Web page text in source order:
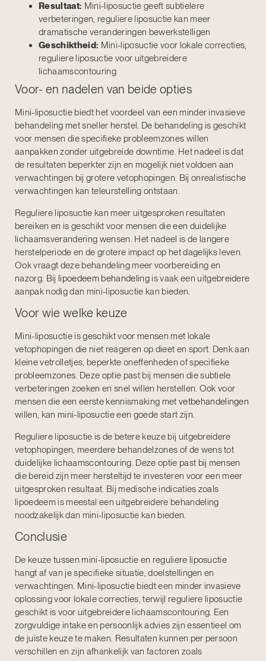
Resultaat: Mini-liposuctie geeft subtielere
verbeteringen, reguliere liposuctie kan meer
dramatische veranderingen bewerkstelligen
Geschiktheid: Mini-liposuctie voor lokale correcties,
reguliere liposuctie voor uitgebreidere
lichaamscontouring
Voor- en nadelen van beide opties
Mini-liposuctie biedt het voordeel van een minder invasieve
behandeling met sneller herstel. De behandeling is geschikt
voor mensen die specifieke probleemzones willen
aanpakken zonder uitgebreide downtime. Het nadeel is dat
de resultaten beperkter zijn en mogelijk niet voldoen aan
verwachtingen bij grotere vetophopingen. Bij onrealistische
verwachtingen kan teleurstelling ontstaan.
Reguliere liposuctie kan meer uitgesproken resultaten
bereiken en is geschikt voor mensen die een duidelijke
lichaamsverandering wensen. Het nadeel is de langere
herstelperiode en de grotere impact op het dagelijks leven.
Ook vraagt deze behandeling meer voorbereiding en
nazorg. Bij lipoedeem behandelingis vaak een uitgebreidere
aanpak nodig dan mini-liposuctie kan bieden.
Voor wie welke keuze
Mini-liposuctie is geschikt voor mensen met lokale
vetophopingen die niet reageren op dieet en sport. Denk aan
kleine vetrolletjes, beperkte oneffenheden of specifieke
probleemzones. Deze optie past bij mensen die subtiele
verbeteringen zoeken en snel willen herstellen. Ook voor
mensen die een eerste kennismaking met vetbehandelingen
willen, kan mini-liposuctie een goede start zijn.
Reguliere liposuctie is de betere keuze bij uitgebreidere
vetophopingen, meerdere behandelzones of de wens tot
duidelijke lichaamscontouring. Deze optie past bij mensen
die bereid zijn meer hersteltijd te investeren voor een meer
uitgesproken resultaat. Bij medische indicaties zoals
lipoedeem is meestal een uitgebreidere behandeling
noodzakelijk dan mini-liposuctie kan bieden.
Conclusie
De keuze tussen mini-liposuctie en reguliere liposuctie
hangt af van je specifieke situatie, doelstellingen en
verwachtingen. Mini-liposuctie biedt een minder invasieve
oplossing voor lokale correcties, terwijl reguliere liposuctie
geschikt is voor uitgebreidere lichaamscontouring. Een
zorgvuldige intake en persoonlijk advies zijn essentieel om
de juiste keuze te maken. Resultaten kunnen per persoon
verschillen en zijn afhankelijk van factoren zoals